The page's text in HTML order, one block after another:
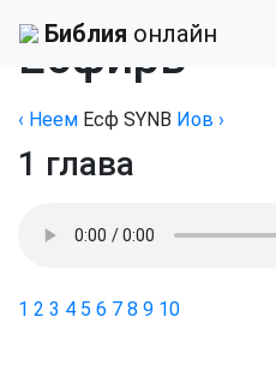
Библия онлайн
Есфирь
‹ Неем Есф SYNB Иов ›
1 глава
1 2 3 4 5 6 7 8 9 10